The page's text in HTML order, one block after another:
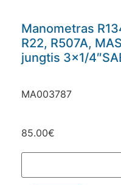
Manometras
R22, R507A,
jungtis 3×1/
MA003787
85.00€